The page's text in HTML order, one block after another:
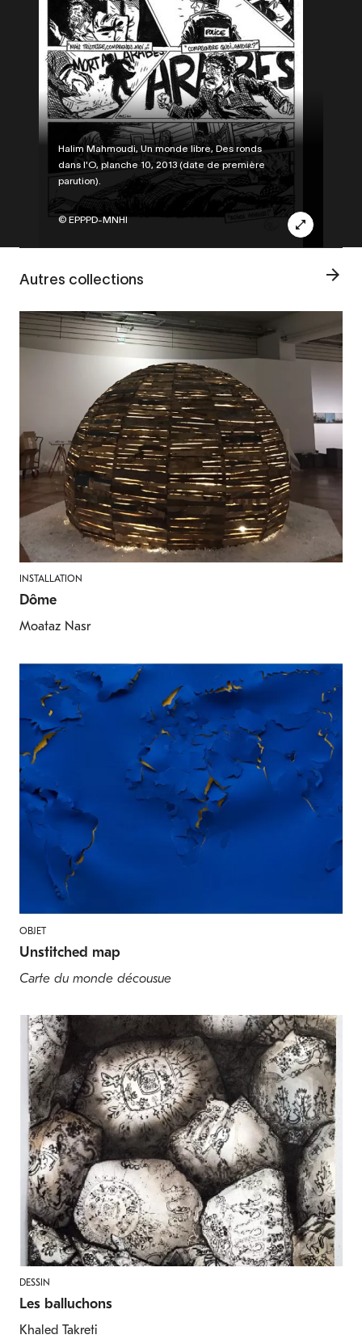
Legende
Halim Mahmoudi, Un monde libre, Des ronds
dans l'O, planche 10, 2013 (date de première
parution).
Credit
© EPPPD-MNHI
Autres collections
INSTALLATION
Dôme
Moataz Nasr
OBJET
Unstitched map
Carte du monde décousue
DESSIN
Les balluchons
Khaled Takreti